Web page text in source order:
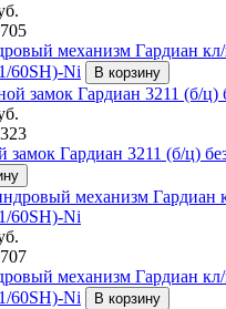
механизм Гардиан
60SH)-Ni
В корзину
замок Гардиан 3211 (б/ц)
механизм Гардиан
60SH)-Ni
В корзину